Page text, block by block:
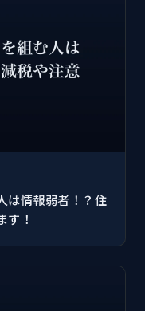
は情報弱者！？住
す！